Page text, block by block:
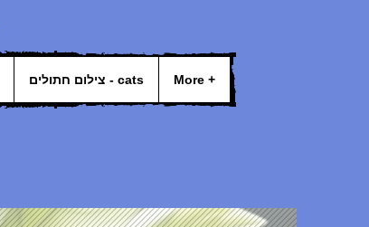
צילום חתולים - cats More +